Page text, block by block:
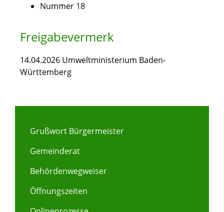
Nummer 18
Freigabevermerk
14.04.2026 Umweltministerium Baden-
Württemberg
Grußwort Bürgermeister
Gemeinderat
Behördenwegweiser
Öffnungszeiten